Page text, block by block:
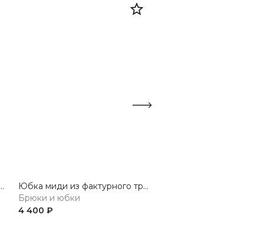
Юбка миди из фактурного трикотажа
Юбка миди из фактурного трикотажа
Брюки и юбки
4 400 ₽